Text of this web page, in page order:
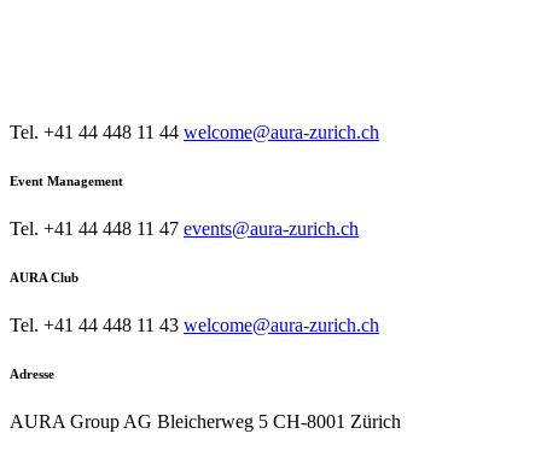
Tel. +41 44 448 11 44 welcome@aura-zurich.ch
Event Management
Tel. +41 44 448 11 47 events@aura-zurich.ch
AURA Club
Tel. +41 44 448 11 43 welcome@aura-zurich.ch
Adresse
AURA Group AG Bleicherweg 5 CH-8001 Zürich